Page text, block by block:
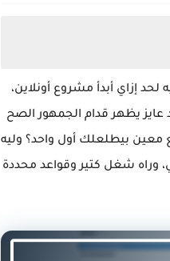
إزاي أبدأ مشروع أونلاين،
يظهر قدام الجمهور الصح
بيطلعلك أول واحد؟ وليه
وراه شغل كتير وقواعد محددة